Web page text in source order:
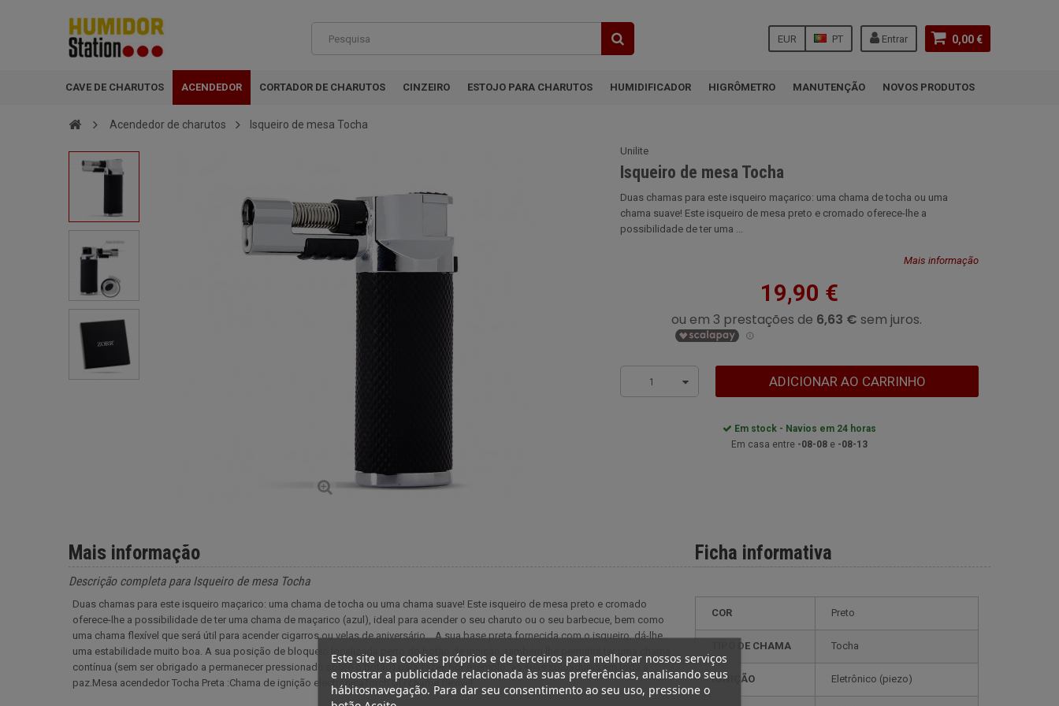
0,00 €
Entrar
PT
EUR
CAVE DE CHARUTOS ACENDEDOR CORTADOR DE CHARUTOS CINZEIRO ESTOJO PARA CHARUTOS HUMIDIFICADOR HIGRÔMETRO MANUTENÇÃO NOVOS PRODUTOS
Este site usa cookies próprios e de terceiros para melhorar nossos serviços
e mostrar a publicidade relacionada às suas preferências, analisando seus
hábitosnavegação. Para dar seu consentimento ao seu uso, pressione o
Acendedor de charutos Isqueiro de mesa Tocha
Unilite
Isqueiro de mesa Tocha
Duas chamas para este isqueiro maçarico: uma chama de tocha ou uma
chama suave! Este isqueiro de mesa preto e cromado oferece-lhe a
possibilidade de ter uma ...
Mais informação
19,90 €
1 ADICIONAR AO CARRINHO
Em stock - Navios em 24 horas
Em casa entre -08-08 e -08-13
Ficha informativa
COR Preto
TIPO DE CHAMA Tocha
IGNIÇÃO eletrônico (piezo)
Mais informação
Descrição completa para Isqueiro de mesa Tocha
Duas chamas para este isqueiro maçarico: uma chama de tocha ou uma chama suave! Este isqueiro de mesa preto e cromado
oferece-lhe a possibilidade de ter uma chama de maçarico (azul), ideal para acender o seu charuto ou o seu barbecue, bem como
uma chama flexível que será útil para acender cigarros ou velas de aniversário... A sua base preta fornecida com o isqueiro, dá-lhe
uma estabilidade muito boa. A sua posição de bloqueio localizada perto do botão de ignição, também lhe permitirá ter uma chama
contínua (sem ser obrigado a permanecer pressionado sobre o botão) para fazer, por exemplo, as suas soldaduras em toda a
paz.Mesa acendedor Tocha Preta :Chama de ignição electrónicaTorch OU chama flexível